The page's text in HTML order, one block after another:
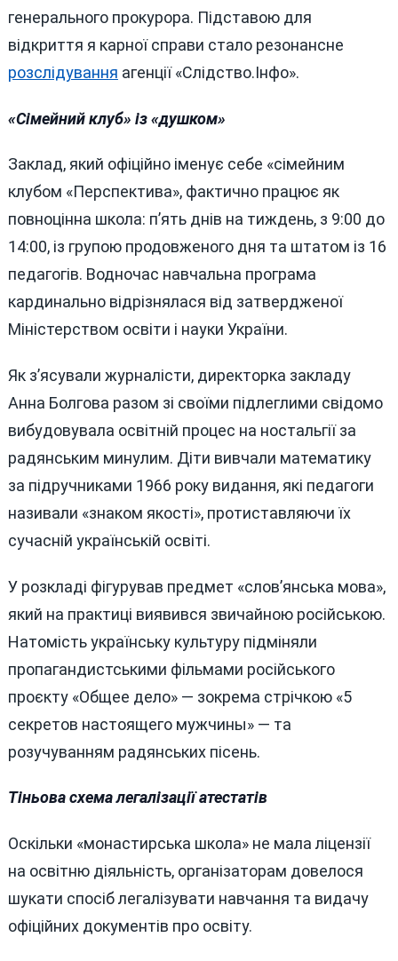
генерального прокурора. Підставою для
відкриття я карної справи стало резонансне
розслідування агенції «Слідство.Інфо».
«Сімейний клуб» із «душком»
Заклад, який офіційно іменує себе «сімейним
клубом «Перспектива», фактично працює як
повноцінна школа: п’ять днів на тиждень, з 9:00 до
14:00, із групою продовженого дня та штатом із 16
педагогів. Водночас навчальна програма
кардинально відрізнялася від затвердженої
Міністерством освіти і науки України.
Як з’ясували журналісти, директорка закладу
Анна Болгова разом зі своїми підлеглими свідомо
вибудовувала освітній процес на ностальгії за
радянським минулим. Діти вивчали математику
за підручниками 1966 року видання, які педагоги
називали «знаком якості», протиставляючи їх
сучасній українській освіті.
У розкладі фігурував предмет «слов’янська мова»,
який на практиці виявився звичайною російською.
Натомість українську культуру підміняли
пропагандистськими фільмами російського
проєкту «Общее дело» — зокрема стрічкою «5
секретов настоящего мужчины» — та
розучуванням радянських пісень.
Тіньова схема легалізації атестатів
Оскільки «монастирська школа» не мала ліцензії
на освітню діяльність, організаторам довелося
шукати спосіб легалізувати навчання та видачу
офіційних документів про освіту.